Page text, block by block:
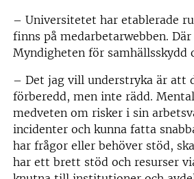
– Universitetet har etablerade
finns på medarbetarwebben.
Myndigheten för samhällsskydd
– Det jag vill understryka är att
förberedd, men inte rädd.
medveten om risker i sin
incidenter och kunna fatta
har frågor eller behöver stöd,
har ett brett stöd och resurser